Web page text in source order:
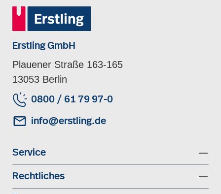
Erstling GmbH
Plauener Straße 163-165
13053 Berlin
0800 / 61 79 97-0
info@erstling.de
Service
Rechtliches